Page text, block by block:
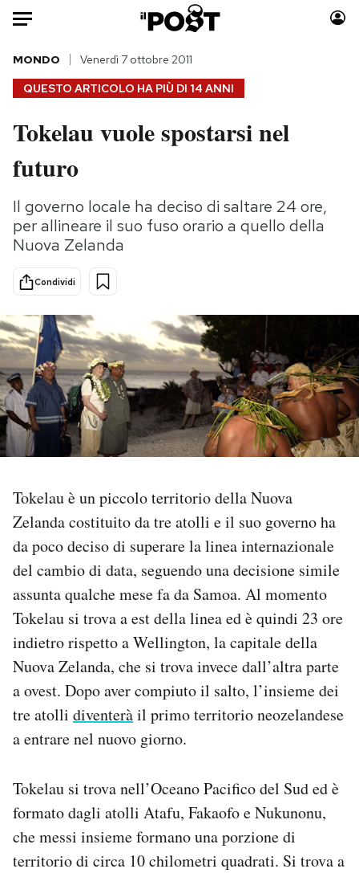
Auto
HOME
Italia
Politica
Tecnologia
Internet
Scienza
Cultura
Economia
Sport
Moda
Storie/Idee
Ok Boomer!
Mondiali calcio 2026
PODCAST
NEWSLETTER
I MIEI PREFERITI
SHOP
CALENDARIO
AREA PERSONALE
Area Personale
Newsletter
Notifiche mobile
Esci
QUESTO ARTICOLO HA PIÙ DI 14 ANNI
MONDO Venerdì 7 ottobre 2011
Tokelau vuole spostarsi nel
futuro
Il governo locale ha deciso di saltare 24 ore,
per allineare il suo fuso orario a quello della
Nuova Zelanda
Condividi
Tokelau è un piccolo territorio della Nuova
Zelanda costituito da tre atolli e il suo governo ha
da poco deciso di superare la linea internazionale
del cambio di data, seguendo una decisione simile
assunta qualche mese fa da Samoa. Al momento
Tokelau si trova a est della linea ed è quindi 23 ore
indietro rispetto a Wellington, la capitale della
Nuova Zelanda, che si trova invece dall’altra parte
a ovest. Dopo aver compiuto il salto, l’insieme dei
tre atolli diventeràil primo territorio neozelandese
a entrare nel nuovo giorno.
Tokelau si trova nell’Oceano Pacifico del Sud ed è
formato dagli atolli Atafu, Fakaofo e Nukunonu,
che messi insieme formano una porzione di
territorio di circa 10 chilometri quadrati. Si trova a